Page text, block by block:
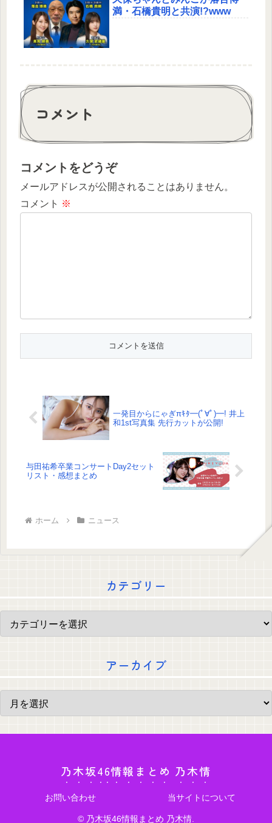
満・石橋貴明と共演!?www
コメント
コメントをどうぞ
メールアドレスが公開されることはありません。
コメント ※
一発目からにゃぎπｷﾀ━(ﾟ∀ﾟ)━! 井上
和1st写真集 先行カットが公開!
与田祐希卒業コンサートDay2セット
リスト・感想まとめ
ホーム ニュース
カテゴリー
アーカイブ
乃木坂46情報まとめ 乃木情
お問い合わせ 当サイトについて
© 乃木坂46情報まとめ 乃木情.